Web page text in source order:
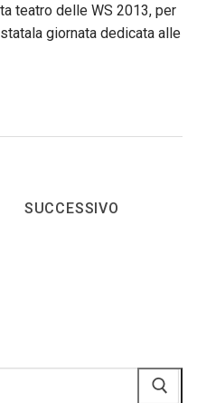
teatro delle WS 2013, per
giornata dedicata alle
SUCCESSIVO